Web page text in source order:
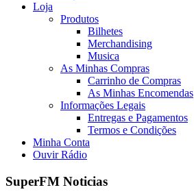
Loja
Produtos
Bilhetes
Merchandising
Musica
As Minhas Compras
Carrinho de Compras
As Minhas Encomendas
Informações Legais
Entregas e Pagamentos
Termos e Condições
Minha Conta
Ouvir Rádio
SuperFM Noticias